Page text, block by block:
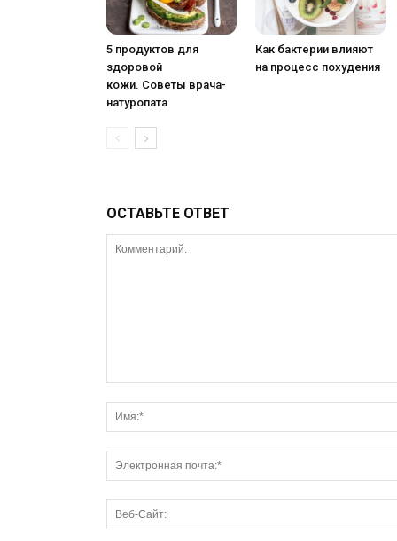
5 продуктов для
здоровой
кожи. Советы врача-
натуропата
Как бактерии влияют
на процесс похудения
ОСТАВЬТЕ ОТВЕТ